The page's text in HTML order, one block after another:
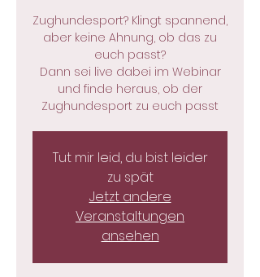
Zughundesport? Klingt spannend,
aber keine Ahnung, ob das zu
euch passt?
Dann sei live dabei im Webinar
und finde heraus, ob der
Zughundesport zu euch passt
Tut mir leid, du bist leider
zu spät
Jetzt andere
Veranstaltungen
ansehen